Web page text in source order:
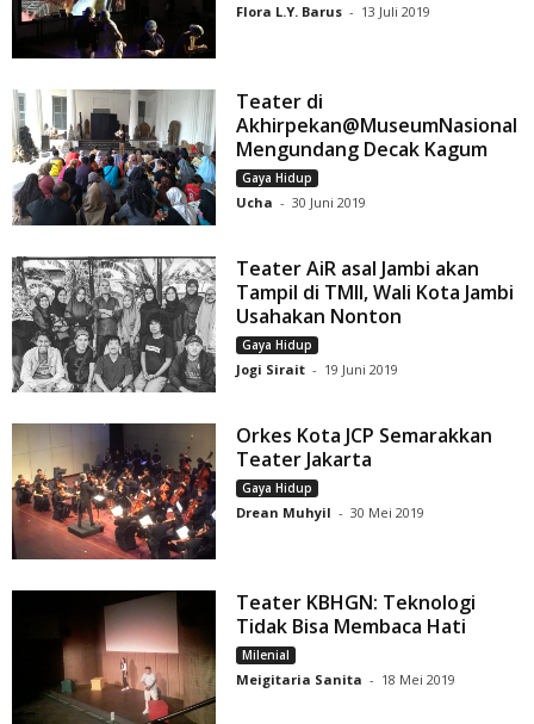
Flora L.Y. Barus - 13 Juli 2019
Teater di
Akhirpekan@MuseumNasional
Mengundang Decak Kagum
Gaya Hidup
Ucha - 30 Juni 2019
Teater AiR asal Jambi akan
Tampil di TMII, Wali Kota Jambi
Usahakan Nonton
Gaya Hidup
Jogi Sirait - 19 Juni 2019
Orkes Kota JCP Semarakkan
Teater Jakarta
Gaya Hidup
Drean Muhyil - 30 Mei 2019
Teater KBHGN: Teknologi
Tidak Bisa Membaca Hati
Milenial
Meigitaria Sanita - 18 Mei 2019